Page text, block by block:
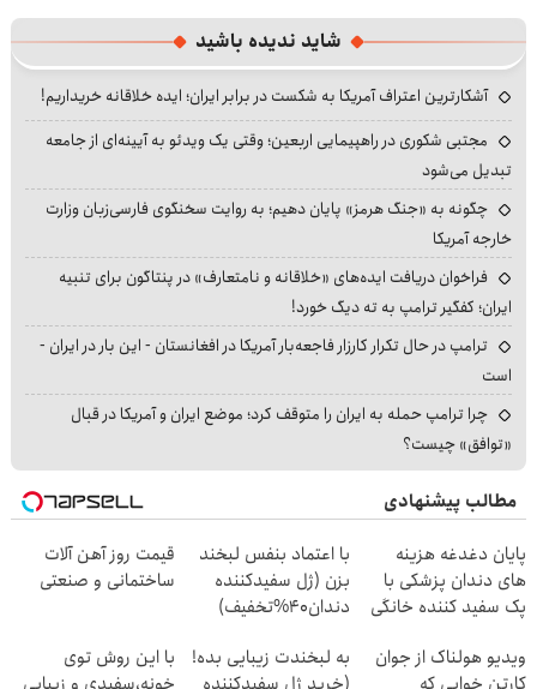
شاید ندیده باشید
آشکارترین اعتراف آمریکا به شکست در برابر ایران؛ ایده خلاقانه خریداریم!
مجتبی شکوری در راهپیمایی اربعین؛ وقتی یک ویدئو به آیینه‌ای از جامعه
تبدیل می‌شود
چگونه به «جنگ هرمز» پایان دهیم؛ به روایت سخنگوی فارسی‌زبان وزارت
خارجه آمریکا
فراخوان دریافت ایده‌های «خلاقانه و نامتعارف» در پنتاگون برای تنبیه
ایران؛ کفگیر ترامپ به ته دیگ خورد!
ترامپ در حال تکرار کارزار فاجعه‌بار آمریکا در افغانستان - این بار در ایران -
است
چرا ترامپ حمله به ایران را متوقف کرد؛ موضع ایران و آمریکا در قبال
«توافق» چیست؟
مطالب پیشنهادی
پایان دغدغه هزینه
های دندان پزشکی با
پک سفید کننده خانگی
با اعتماد بنفس لبخند
بزن (ژل سفیدکننده
دندان40%تخفیف)
قیمت روز آهن آلات
ساختمانی و صنعتی
ویدیو هولناک از جوان
به لبخندت زیبایی بده!
با این روش توی